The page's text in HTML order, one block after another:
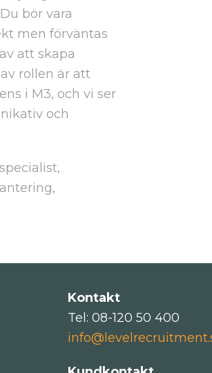
bör vara
men förväntas
att skapa
rollen är att
i M3, och vi ser
och
Kontakt
Tel: 08-120 50 400